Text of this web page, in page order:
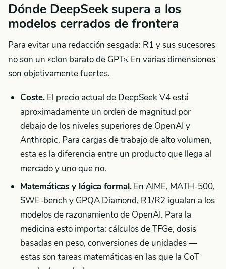
Dónde DeepSeek supera a los
modelos cerrados de frontera
Para evitar una redacción sesgada: R1 y sus sucesores
no son un «clon barato de GPT». En varias dimensiones
son objetivamente fuertes.
Coste. El precio actual de DeepSeek V4 está
aproximadamente un orden de magnitud por
debajo de los niveles superiores de OpenAI y
Anthropic. Para cargas de trabajo de alto volumen,
esta es la diferencia entre un producto que llega al
mercado y uno que no.
Matemáticas y lógica formal. En AIME, MATH-500,
SWE-bench y GPQA Diamond, R1/R2 igualan a los
modelos de razonamiento de OpenAI. Para la
medicina esto importa: cálculos de TFGe, dosis
basadas en peso, conversiones de unidades —
estas son tareas matemáticas en las que la CoT